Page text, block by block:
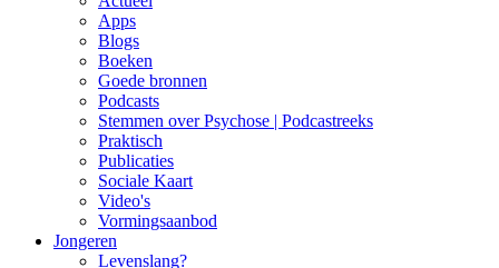
Apps
Blogs
Boeken
Goede bronnen
Podcasts
Stemmen over Psychose | Podcastreeks
Praktisch
Publicaties
Sociale Kaart
Video's
Vormingsaanbod
Jongeren
Levenslang?